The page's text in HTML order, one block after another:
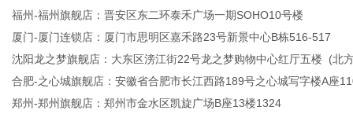
福州-福州旗舰店：晋安区东二环泰禾广场一期SOHO10号楼
厦门-厦门连锁店：厦门市思明区嘉禾路23号新景中心B栋516-517
沈阳龙之梦旗舰店：大东区滂江街22号龙之梦购物中心红厅五楼 (北
合肥-之心城旗舰店：安徽省合肥市长江西路189号之心城写字楼A座
郑州-郑州旗舰店：郑州市金水区凯旋广场B座13楼1324